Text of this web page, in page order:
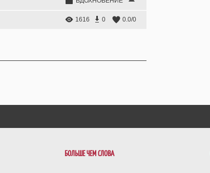
1616 0 0.0/0
БОЛЬШЕ ЧЕМ СЛОВА